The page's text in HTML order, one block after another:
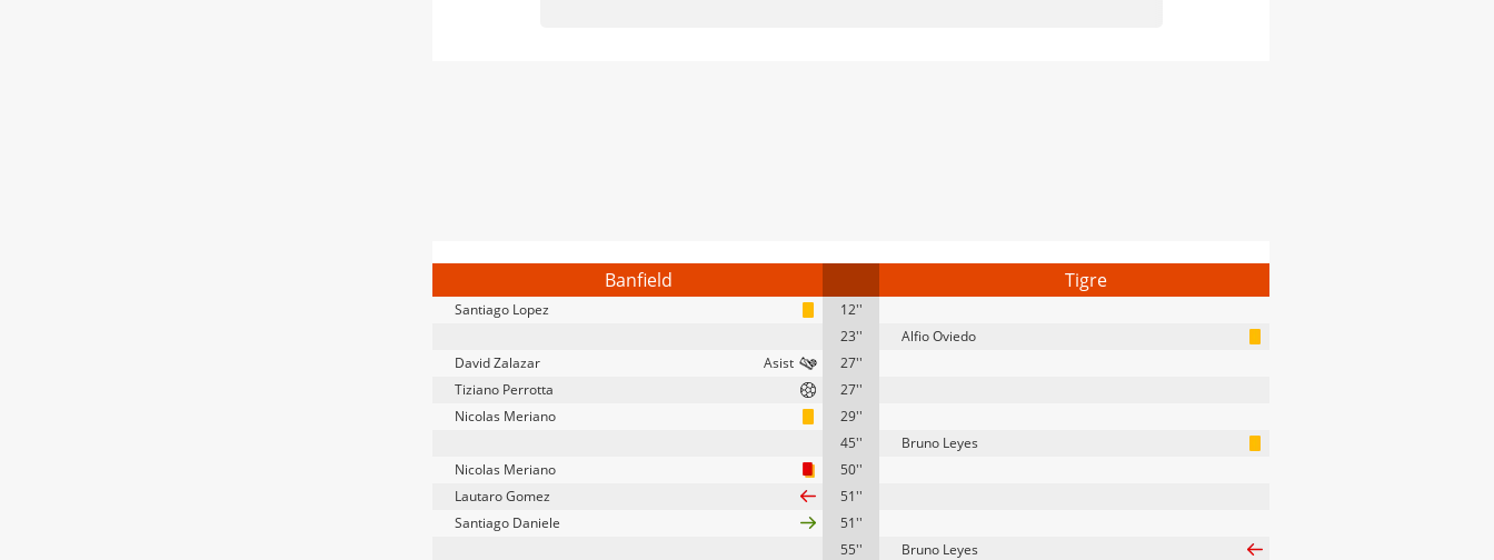
Banfield Tigre
Santiago Lopez
12''
23''
Alfio Oviedo
David Zalazar
27''
Tiziano Perrotta
27''
Nicolas Meriano
29''
45''
Bruno Leyes
Nicolas Meriano
50''
Lautaro Gomez
51''
Santiago Daniele
51''
55''
Bruno Leyes